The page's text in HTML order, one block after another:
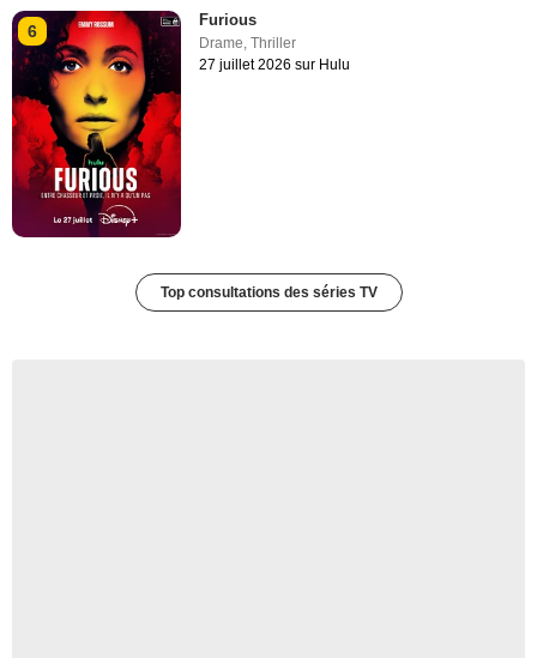
6
Furious
Drame,Thriller
27 juillet 2026 sur Hulu
Top consultations des séries TV